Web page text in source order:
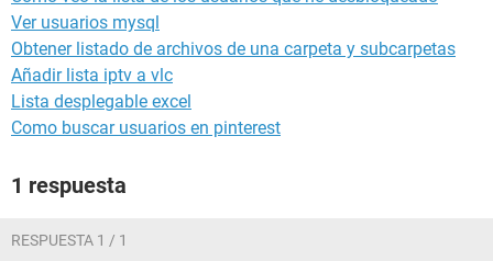
Ver usuarios mysql
Obtener listado de archivos de una carpeta y subcarpetas
Añadir lista iptv a vlc
Lista desplegable excel
Como buscar usuarios en pinterest
1 respuesta
RESPUESTA 1 / 1